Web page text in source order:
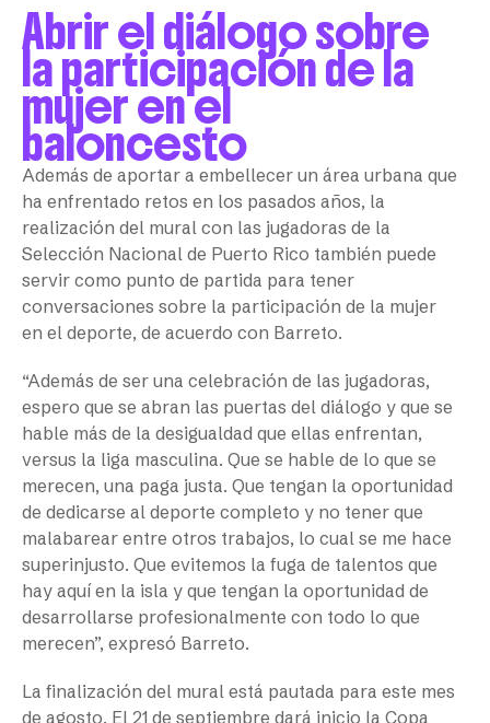
Abrir el diálogo sobre
la participación de la
mujer en el
baloncesto
Además de aportar a embellecer un área urbana que
ha enfrentado retos en los pasados años, la
realización del mural con las jugadoras de la
Selección Nacional de Puerto Rico también puede
servir como punto de partida para tener
conversaciones sobre la participación de la mujer
en el deporte, de acuerdo con Barreto.
“Además de ser una celebración de las jugadoras,
espero que se abran las puertas del diálogo y que se
hable más de la desigualdad que ellas enfrentan,
versus la liga masculina. Que se hable de lo que se
merecen, una paga justa. Que tengan la oportunidad
de dedicarse al deporte completo y no tener que
malabarear entre otros trabajos, lo cual se me hace
superinjusto. Que evitemos la fuga de talentos que
hay aquí en la isla y que tengan la oportunidad de
desarrollarse profesionalmente con todo lo que
merecen”, expresó Barreto.
La finalización del mural está pautada para este mes
de agosto. El 21 de septiembre dará inicio la Copa